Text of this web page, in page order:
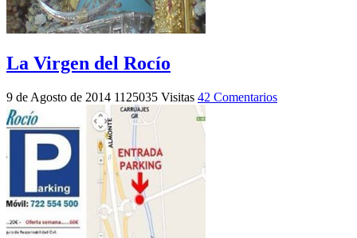
La Virgen del Rocío
9 de Agosto de 2014 1125035 Visitas 42 Comentarios